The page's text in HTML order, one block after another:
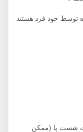
خود فرد هستند
پا (ممکن